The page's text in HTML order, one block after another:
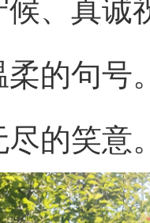
、真诚
的句号
的笑意